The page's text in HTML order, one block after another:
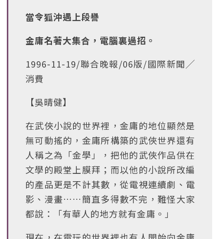
當令狐沖遇上段譽
金庸名著大集合，電腦裏過招。
1996-11-19/聯合晚報/06版/國際新聞╱
消費
【吳晴健】
在武俠小說的世界裡，金庸的地位顯然是
無可動搖的，金庸所構築的武俠世界還有
人稱之為「金學」，把他的武俠作品供在
文學的殿堂上膜拜；而以他的小說所改編
的產品更是不計其數，從電視連續劇、電
影、漫畫……簡直多得數不完，難怪大家
都說：「有華人的地方就有金庸。」